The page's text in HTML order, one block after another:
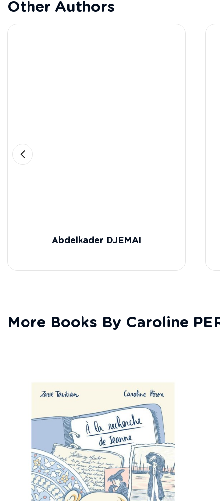
Other Authors
Abdelkader DJEMAI
More Books By Caroline